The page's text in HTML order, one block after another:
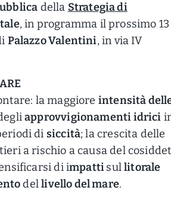
della Strategia di
, in programma il prossimo 13
Palazzo Valentini, in via IV
la maggiore intensità
approvvigionamenti idrici
di siccità; la crescita delle
a rischio a causa del
di impattisullitorale
dellivello del mare.